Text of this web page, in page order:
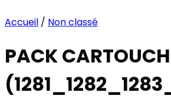
Accueil / Non classé
PACK